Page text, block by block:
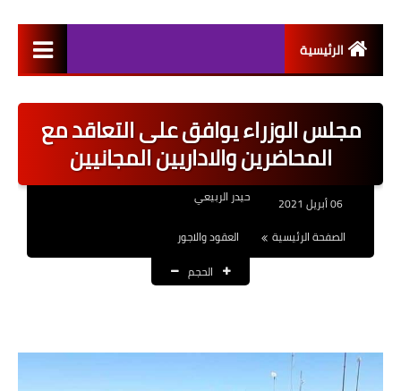
الرئيسية
اخبار القطاع العام
اخبار القطاع الخاص
العقود والاجور اليومية
مجلس الوزراء يوافق على التعاقد مع
المحاضرين والاداريين المجانيين
06 أبريل 2021
حيدر الربيعي
الصفحة الرئيسية
العقود والاجور
الحجم